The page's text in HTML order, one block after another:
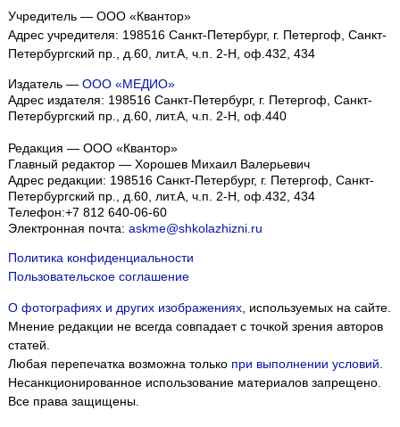
Учредитель — ООО «Квантор»
Адрес учредителя: 198516 Санкт-Петербург, г. Петергоф, Санкт-
Петербургский пр., д.60, лит.А, ч.п. 2-Н, оф.432, 434
Издатель — ООО «МЕДИО»
Адрес издателя: 198516 Санкт-Петербург, г. Петергоф, Санкт-
Петербургский пр., д.60, лит.А, ч.п. 2-Н, оф.440
Редакция — ООО «Квантор»
Главный редактор — Хорошев Михаил Валерьевич
Адрес редакции: 198516 Санкт-Петербург, г. Петергоф Санкт-
Петербургский пр., д.60, лит.А, ч.п. 2-Н, оф.432, 434
Телефон:+7 812 640-06-60
Электронная почта: askme@shkolazhizni.ru
Политика конфиденциальности
Пользовательское соглашение
О фотографиях и других изображениях, используемых на сайте.
Мнение редакции не всегда совпадает с точкой зрения авторов
статей.
Любая перепечатка возможна только при выполнении условий
Несанкционированное использование материалов запрещено.
Все права защищены.